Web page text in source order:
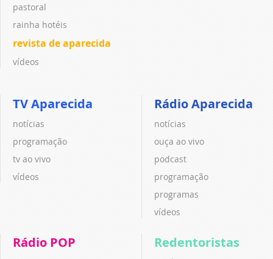
pastoral
rainha hotéis
revista de aparecida
vídeos
TV Aparecida
notícias
programação
tv ao vivo
vídeos
Rádio Aparecida
notícias
ouça ao vivo
podcast
programação
programas
vídeos
Rádio POP Redentoristas